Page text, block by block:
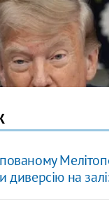
диверсію на